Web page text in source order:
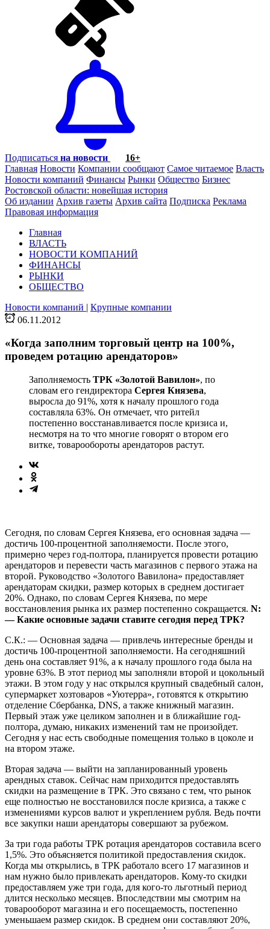
Подписаться на новости
16+
Главная Новости Компании сообщают Самое читаемое Власть
Новости компаний Финансы Рынки Общество Бизнес
Ростовской области: новейшая история
Об издании Архив газеты Архив сайта Подписка Реклама
Правовая информация
Главная
ВЛАСТЬ
НОВОСТИ КОМПАНИЙ
ФИНАНСЫ
РЫНКИ
ОБЩЕСТВО
Новости компаний | Крупные компании
06.11.2012
«Когда заполним торговый центр на 100%,
проведем ротацию арендаторов»
Заполняемость ТРК «Золотой Вавилон», по
словам его гендиректора Сергея Князева,
выросла до 91%, хотя к началу прошлого года
составляла 63%. Он отмечает, что ритейл
постепенно восстанавливается после кризиса и,
несмотря на то что многие говорят о втором его
витке, товарообороты арендаторов растут.
Сегодня, по словам Сергея Князева, его основная задача —
достичь 100-процентной заполняемости. После этого,
примерно через год-полтора, планируется провести ротацию
арендаторов и перевести часть магазинов с первого этажа на
второй. Руководство «Золотого Вавилона» предоставляет
арендаторам скидки, размер которых в среднем достигает
20%. Однако, по словам Сергея Князева, по мере
восстановления рынка их размер постепенно сокращается. N:
— Какие основные задачи ставите сегодня перед ТРК?
С.К.: — Основная задача — привлечь интересные бренды и
достичь 100-процентной заполняемости. На сегодняшний
день она составляет 91%, а к началу прошлого года была на
уровне 63%. В этот период мы заполняли второй и цокольный
этажи. В этом году у нас открылся крупный свадебный салон,
супермаркет хозтоваров «Уютерра», готовятся к открытию
отделение Сбербанка, DNS, а также книжный магазин.
Первый этаж уже целиком заполнен и в ближайшие год-
полтора, думаю, никаких изменений там не произойдет.
Сегодня у нас есть свободные помещения только в цоколе и
на втором этаже.
Вторая задача — выйти на запланированный уровень
арендных ставок. Сейчас нам приходится предоставлять
скидки на размещение в ТРК. Это связано с тем, что рынок
еще полностью не восстановился после кризиса, а также с
изменениями курсов валют и укреплением рубля. Ведь почти
все закупки наши арендаторы совершают за рубежом.
За три года работы ТРК ротация арендаторов составила всего
1,5%. Это объясняется политикой предоставления скидок.
Когда мы открылись, в ТРК работало всего 17 магазинов и
нам нужно было привлекать арендаторов. Кому-то скидки
предоставляем уже три года, для кого-то льготный период
длится несколько месяцев. Впоследствии мы смотрим на
товарооборот магазина и его посещаемость, постепенно
уменьшаем размер скидок. В среднем они составляют 20%,